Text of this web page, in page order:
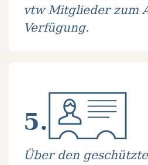
vtw Mitglieder zum
Verfügung.
5.
Über den